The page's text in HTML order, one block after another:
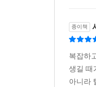
종이책
복잡하
생길 때
아니라